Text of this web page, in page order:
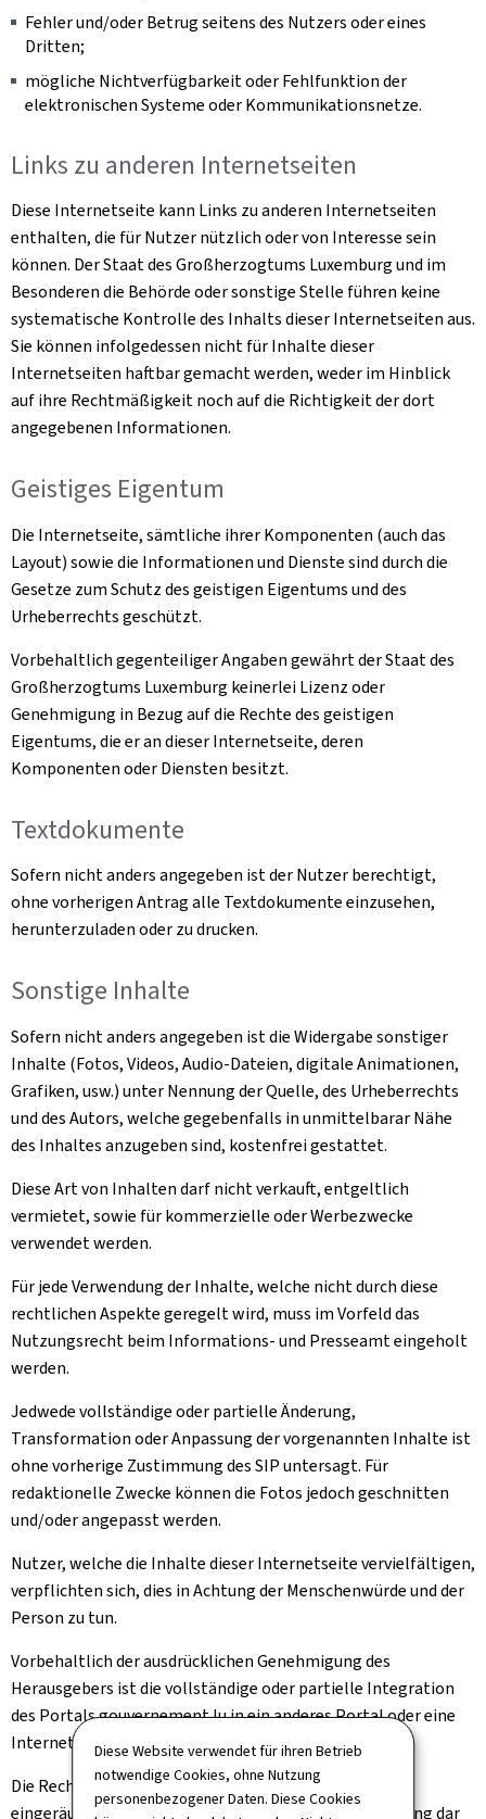
Diese Website verwendet für ihren Betrieb
notwendige Cookies, ohne Nutzung
personenbezogener Daten. Diese Cookies
Fehler und/oder Betrug seitens des Nutzers oder eines
Dritten;
mögliche Nichtverfügbarkeit oder Fehlfunktion der
elektronischen Systeme oder Kommunikationsnetze.
Links zu anderen Internetseiten
Diese Internetseite kann Links zu anderen Internetseiten
enthalten, die für Nutzer nützlich oder von Interesse sein
können. Der Staat des Großherzogtums Luxemburg und im
Besonderen die Behörde oder sonstige Stelle führen keine
systematische Kontrolle des Inhalts dieser Internetseiten aus.
Sie können infolgedessen nicht für Inhalte dieser
Internetseiten haftbar gemacht werden, weder im Hinblick
auf ihre Rechtmäßigkeit noch auf die Richtigkeit der dort
angegebenen Informationen.
Geistiges Eigentum
Die Internetseite, sämtliche ihrer Komponenten (auch das
Layout) sowie die Informationen und Dienste sind durch die
Gesetze zum Schutz des geistigen Eigentums und des
Urheberrechts geschützt.
Vorbehaltlich gegenteiliger Angaben gewährt der Staat des
Großherzogtums Luxemburg keinerlei Lizenz oder
Genehmigung in Bezug auf die Rechte des geistigen
Eigentums, die er an dieser Internetseite, deren
Komponenten oder Diensten besitzt.
Textdokumente
Sofern nicht anders angegeben ist der Nutzer berechtigt,
ohne vorherigen Antrag alle Textdokumente einzusehen,
herunterzuladen oder zu drucken.
Sonstige Inhalte
Sofern nicht anders angegeben ist die Widergabe sonstiger
Inhalte (Fotos, Videos, Audio-Dateien, digitale Animationen,
Grafiken, usw.) unter Nennung der Quelle, des Urheberrechts
und des Autors, welche gegebenfalls in unmittelbarar Nähe
des Inhaltes anzugeben sind, kostenfrei gestattet.
Diese Art von Inhalten darf nicht verkauft, entgeltlich
vermietet, sowie für kommerzielle oder Werbezwecke
verwendet werden.
Für jede Verwendung der Inhalte, welche nicht durch diese
rechtlichen Aspekte geregelt wird, muss im Vorfeld das
Nutzungsrecht beim Informations- und Presseamt eingeholt
werden.
Jedwede vollständige oder partielle Änderung,
Transformation oder Anpassung der vorgenannten Inhalte ist
ohne vorherige Zustimmung des SIP untersagt. Für
redaktionelle Zwecke können die Fotos jedoch geschnitten
und/oder angepasst werden.
Nutzer, welche die Inhalte dieser Internetseite vervielfältigen,
verpflichten sich, dies in Achtung der Menschenwürde und der
Person zu tun.
Vorbehaltlich der ausdrücklichen Genehmigung des
Herausgebers ist die vollständige oder partielle Integration
des Portals gouvernement.lu in ein anderes Portal oder eine
Internetseite untersagt.
Die Rechte, die Ihnen oben implizit oder ausdrücklich
eingeräumt wurden, stellen eine Nutzungsgenehmigung dar